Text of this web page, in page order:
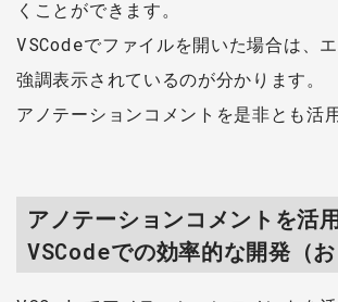
くことができます。
VSCodeでファイルを開いた場合は、
強調表示されているのが分かります。
アノテーションコメントを是非とも活
アノテーションコメントを活
VSCodeでの効率的な開発（お